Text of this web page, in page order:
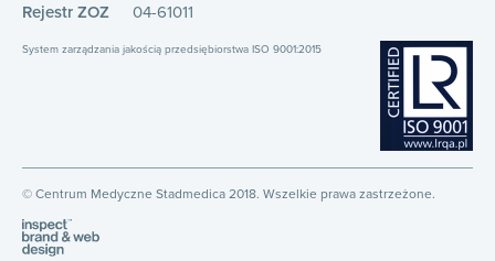
Rejestr ZOZ
04-61011
System zarządzania jakością przedsiębiorstwa ISO 9001:2015
© Centrum Medyczne Stadmedica 2018. Wszelkie prawa zastrzeżone.